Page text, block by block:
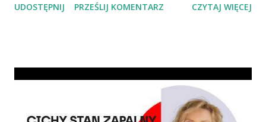
Wiadomo, że czerwone mięso zwiększa ryzyko nowotworów,
składników? Talerz, nie słupki Albo inaczej – czy przechodząc na
wegetarianizm, a zwłaszcza weganizm, trzeba się liczyć z tym, że
wszystkie składniki będzie się skrupulatnie sumowało w
UDOSTĘPNIJ PRZEŚLIJ KOMENTARZ CZYTAJ WIĘCEJ